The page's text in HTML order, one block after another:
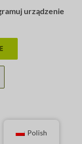
urządzenie
Polish